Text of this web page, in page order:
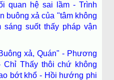
quan hệ sai lầm - Trình
buông xả của "tâm không
suốt thấy pháp vận
xả, Quán" - Phương
Thấy thôi chứ không
bớt khổ - Hồi hướng phi